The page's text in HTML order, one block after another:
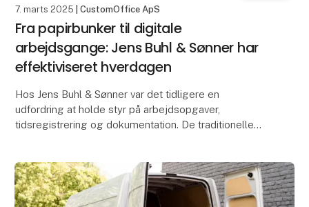
7. marts 2025 | CustomOffice ApS
Fra papirbunker til digitale
arbejdsgange: Jens Buhl & Sønner har
effektiviseret hverdagen
Hos Jens Buhl & Sønner var det tidligere en
udfordring at holde styr på arbejdsopgaver,
tidsregistrering og dokumentation. De traditionelle